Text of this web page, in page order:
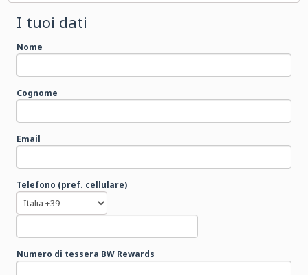
I tuoi dati
Nome
Cognome
Email
Telefono (pref. cellulare)
Numero di tessera BW Rewards